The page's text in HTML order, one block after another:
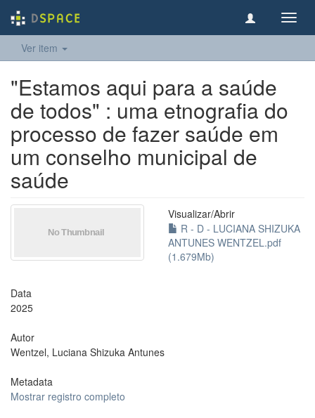
Ver item
"Estamos aqui para a saúde
de todos" : uma etnografia do
processo de fazer saúde em
um conselho municipal de
saúde
Visualizar/Abrir
R - D - LUCIANA SHIZUKA
ANTUNES WENTZEL.pdf
(1.679Mb)
Data
2025
Autor
Wentzel, Luciana Shizuka Antunes
Metadata
Mostrar registro completo